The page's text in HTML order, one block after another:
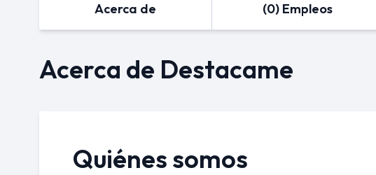
Acerca de (0) Empleos
Acerca de Destacame
Quiénes somos